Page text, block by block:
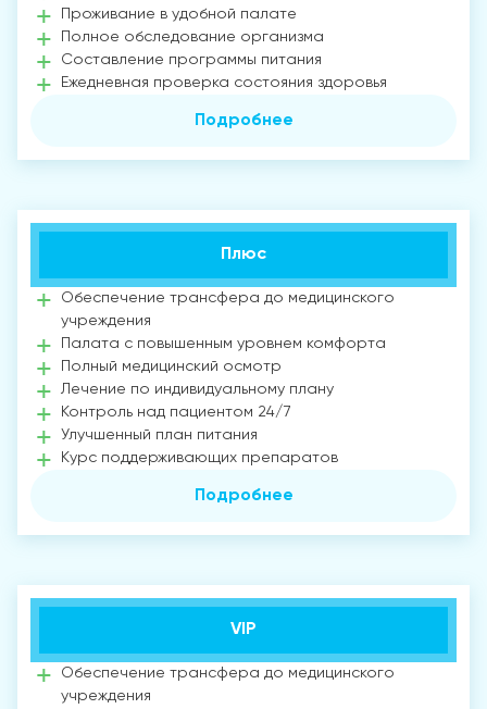
Проживание в удобной палате
Полное обследование организма
Составление программы питания
Ежедневная проверка состояния здоровья
Подробнее
Плюс
Обеспечение трансфера до медицинского
учреждения
Палата с повышенным уровнем комфорта
Полный медицинский осмотр
Лечение по индивидуальному плану
Контроль над пациентом 24/7
Улучшенный план питания
Курс поддерживающих препаратов
Подробнее
VIP
Обеспечение трансфера до медицинского
учреждения